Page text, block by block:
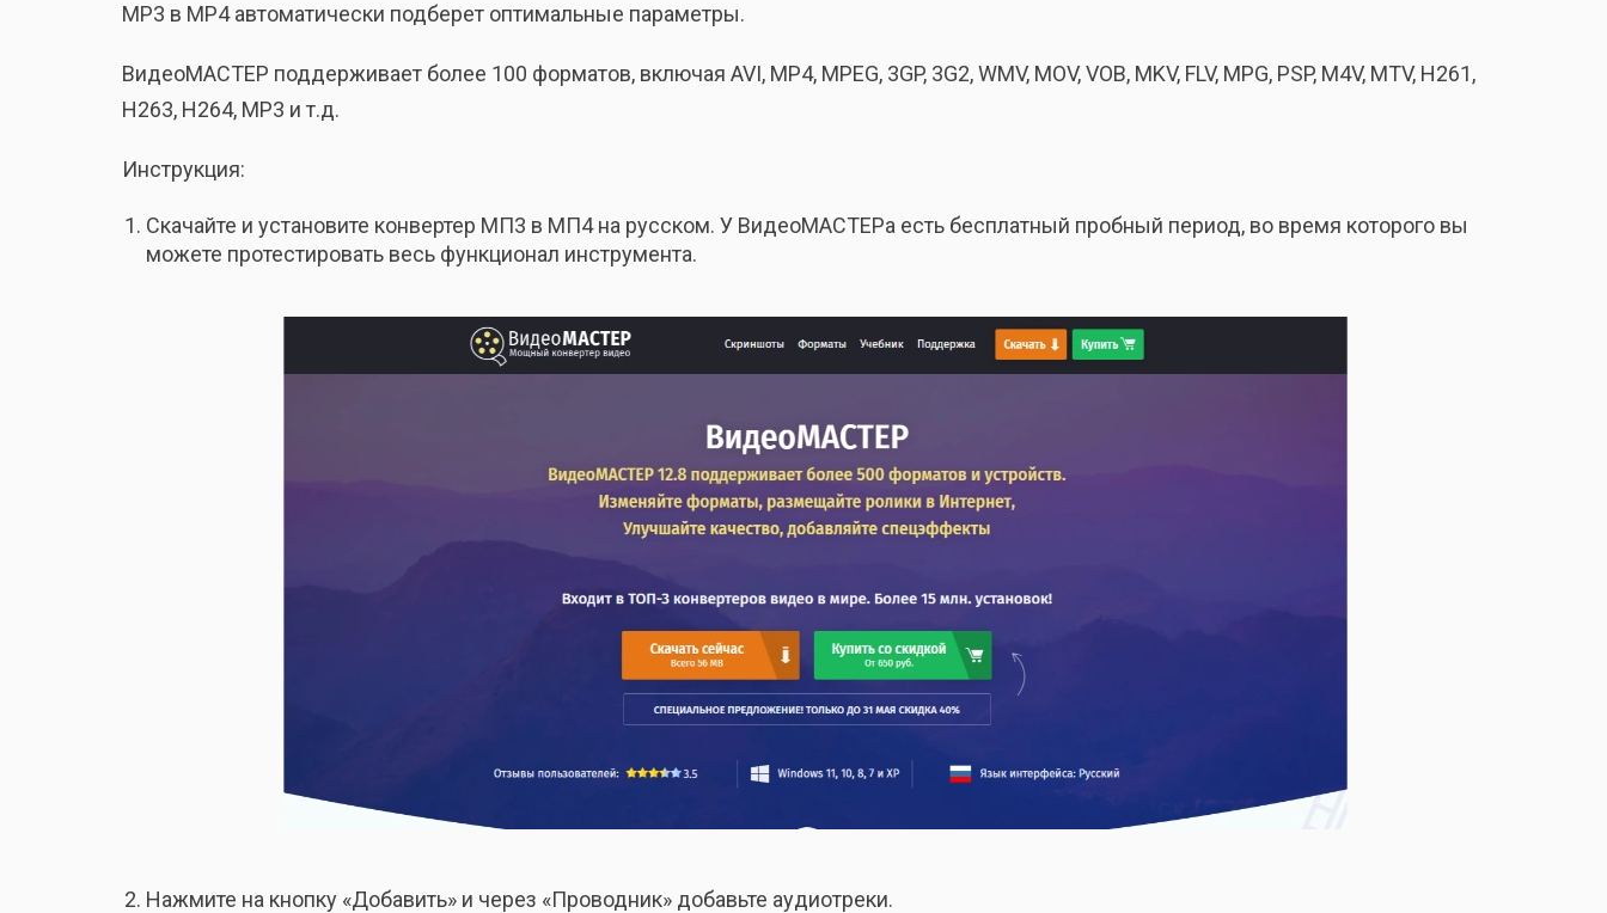
MP3 в MP4 автоматически подберет оптимальные параметры.
ВидеоМАСТЕР поддерживает более 100 форматов, включая AVI, MP4, MPEG, 3GP, 3G2, WMV, MOV, VOB, MKV, FLV, MPG, PSP, M4V, MTV, H261,
H263, H264, MP3 и т.д.
Инструкция:
Скачайте и установите конвертер МП3 в МП4 на русском. У ВидеоМАСТЕРа есть бесплатный пробный период, во время которого вы
можете протестировать весь функционал инструмента.
Нажмите на кнопку «Добавить» и через «Проводник» добавьте аудиотреки.